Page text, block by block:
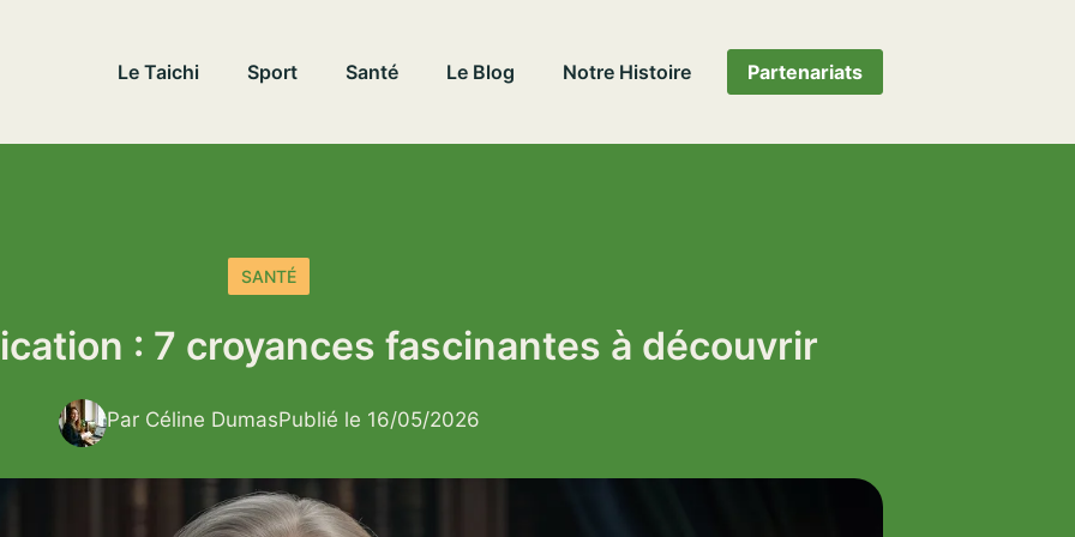
Le Taichi Sport Santé Le Blog Notre Histoire Partenariats
SANTÉ
: 7 croyances fascinantes à découvrir
Par Céline DumasPublié le 16/05/2026